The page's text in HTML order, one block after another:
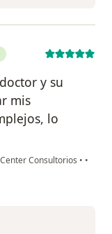
y su
mis
lo
Consultorios • •